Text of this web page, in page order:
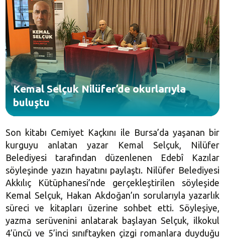
Kemal Selçuk Nilüfer’de okurlarıyla
buluştu
Son kitabı Cemiyet Kaçkını ile Bursa’da yaşanan bir
kurguyu anlatan yazar Kemal Selçuk, Nilüfer
Belediyesi tarafından düzenlenen Edebî Kazılar
söyleşinde yazın hayatını paylaştı. Nilüfer Belediyesi
Akkılıç Kütüphanesi’nde gerçekleştirilen söyleşide
Kemal Selçuk, Hakan Akdoğan’ın sorularıyla yazarlık
süreci ve kitapları üzerine sohbet etti. Söyleşiye,
yazma serüvenini anlatarak başlayan Selçuk, ilkokul
4’üncü ve 5’inci sınıftayken çizgi romanlara duyduğu